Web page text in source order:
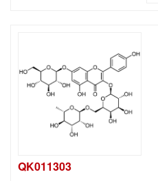
QK011303